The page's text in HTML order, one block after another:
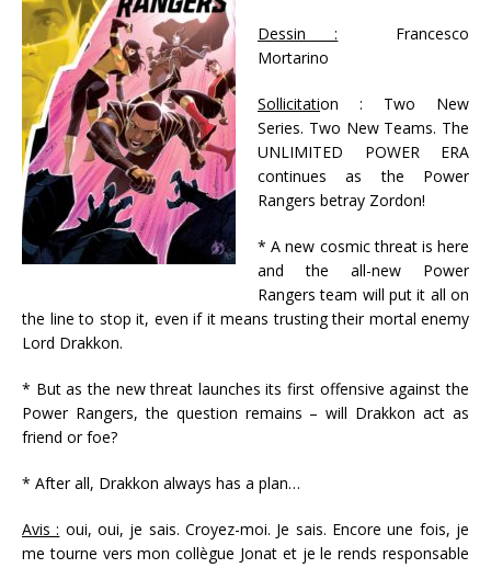
Dessin : Francesco
Mortarino
Sollicitation : Two New
Series. Two New Teams. The
UNLIMITED POWER ERA
continues as the Power
Rangers betray Zordon!
* A new cosmic threat is here
and the all-new Power
Rangers team will put it all on
the line to stop it, even if it means trusting their mortal enemy
Lord Drakkon.
* But as the new threat launches its first offensive against the
Power Rangers, the question remains – will Drakkon act as
friend or foe?
* After all, Drakkon always has a plan…
Avis : oui, oui, je sais. Croyez-moi. Je sais. Encore une fois, je
me tourne vers mon collègue Jonat et je le rends responsable